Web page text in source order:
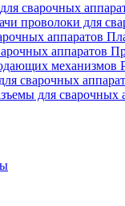
сварочных
проволоки для